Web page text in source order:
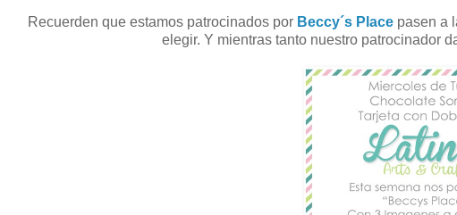
Recuerden que estamos patrocinados por Beccy´s Place pasen a
elegir. Y mientras tanto nuestro patrocinador